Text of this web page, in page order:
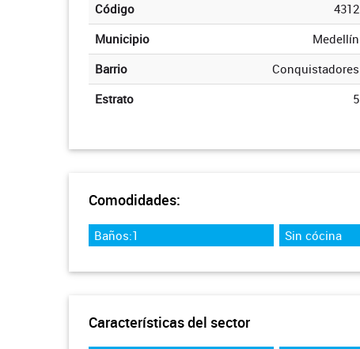
Código
4312
Municipio
Medellín
Barrio
Conquistadores
Estrato
5
Comodidades:
Baños:1 Sin cócina
Características del sector